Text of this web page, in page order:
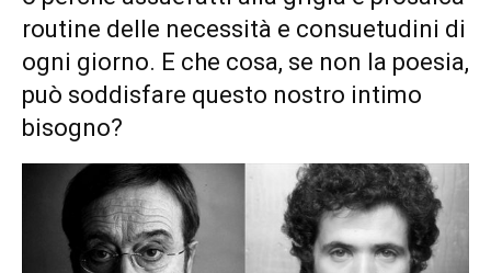
routine delle necessità e consuetudini di
ogni giorno. E che cosa, se non la poesia,
può soddisfare questo nostro intimo
bisogno?